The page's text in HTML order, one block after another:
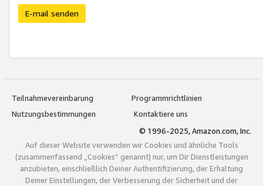
E-mail senden
Teilnahmevereinbarung
Programmrichtlinien
Nutzungsbestimmungen
Kontaktiere uns
© 1996-2025, Amazon.com, Inc.
Auf dieser Website verwenden wir Cookies und ähnliche Tools
(zusammenfassend „Cookies“ genannt) nur, um Dir Dienstleistungen
anzubieten, einschließlich Deiner Authentifizierung, der Erhaltung
Deiner Einstellungen, der Verbesserung der Sicherheit und der